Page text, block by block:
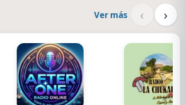
Ver más ‹ ›